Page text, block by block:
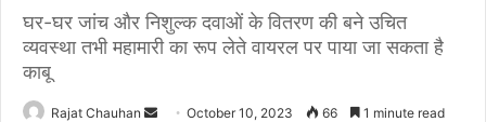
घर-घर जांच और निशुल्क दवाओं के वितरण की बने उचित
व्यवस्था तभी महामारी का रूप लेते वायरल पर पाया जा सकता है
काबू
Rajat Chauhan
SendOctober 10, 2023 66 1 minute read